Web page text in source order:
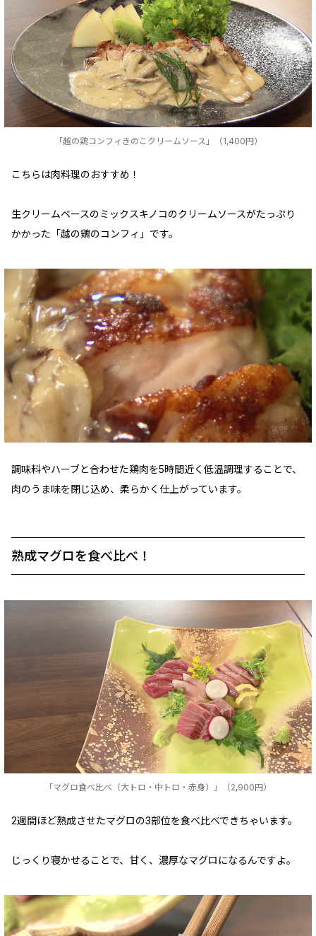
「越の鶏コンフィきのこクリームソース」（1,400円）
こちらは肉料理のおすすめ！
生クリームベースのミックスキノコのクリームソースがたっぷり
かかった「越の鶏のコンフィ」です。
調味料やハーブと合わせた鶏肉を5時間近く低温調理することで、
肉のうま味を閉じ込め、柔らかく仕上がっています。
熟成マグロを食べ比べ！
「マグロ食べ比べ（大トロ・中トロ・赤身）」（2,900円）
2週間ほど熟成させたマグロの3部位を食べ比べできちゃいます。
じっくり寝かせることで、甘く、濃厚なマグロになるんですよ。